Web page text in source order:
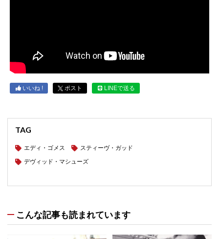
いいね ! ポスト LINEで送る
TAG
エディ・ゴメス
スティーヴ・ガッド
デヴィッド・マシューズ
こんな記事も読まれています